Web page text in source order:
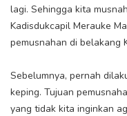
lagi. Sehingga kita
Kadisdukcapil Merauke
pemusnahan di belakang
Sebelumnya, pernah
keping. Tujuan
yang tidak kita inginkan